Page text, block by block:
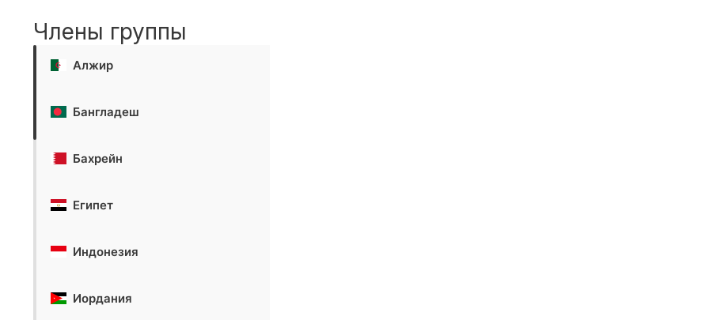
Члены группы
Алжир
Бангладеш
Бахрейн
Египет
Индонезия
Иордания